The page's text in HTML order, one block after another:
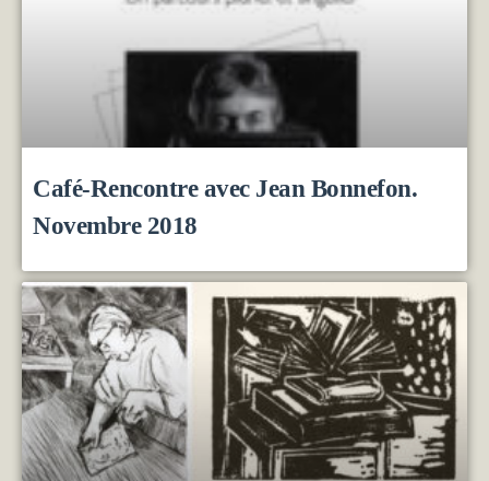
Café-Rencontre avec Jean Bonnefon.
Novembre 2018